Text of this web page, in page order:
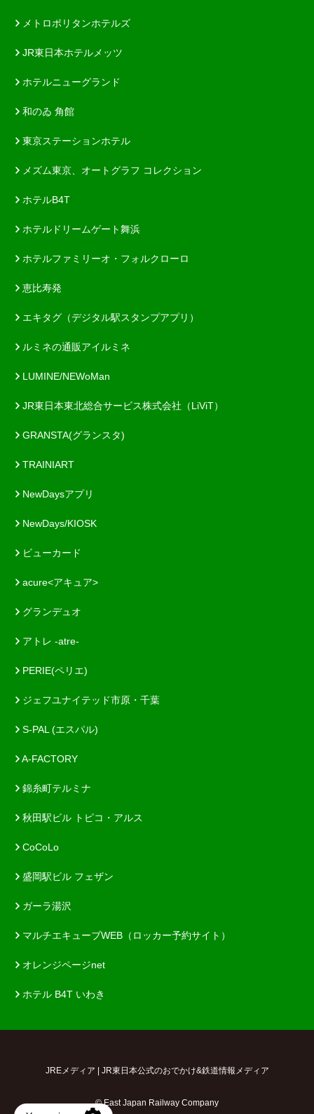
メトロポリタンホテルズ
JR東日本ホテルメッツ
ホテルニューグランド
和のゐ 角館
東京ステーションホテル
メズム東京、オートグラフ コレクション
ホテルB4T
ホテルドリームゲート舞浜
ホテルファミリーオ・フォルクローロ
恵比寿発
エキタグ（デジタル駅スタンプアプリ）
ルミネの通販アイルミネ
LUMINE/NEWoMan
JR東日本東北総合サービス株式会社（LiViT）
GRANSTA(グランスタ)
TRAINIART
NewDaysアプリ
NewDays/KIOSK
ビューカード
acure<アキュア>
グランデュオ
アトレ -atre-
PERIE(ペリエ)
ジェフユナイテッド市原・千葉
S-PAL (エスパル)
A-FACTORY
錦糸町テルミナ
秋田駅ビル トピコ・アルス
CoCoLo
盛岡駅ビル フェザン
ガーラ湯沢
マルチエキューブWEB（ロッカー予約サイト）
オレンジページnet
ホテル B4T いわき
JREメディア | JR東日本公式のおでかけ&鉄道情報メディア
© East Japan Railway Company